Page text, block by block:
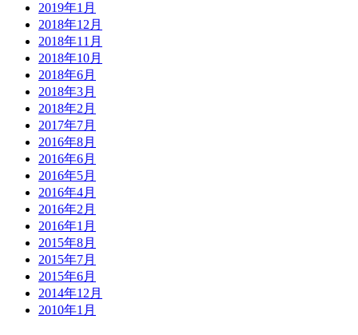
2019年1月
2018年12月
2018年11月
2018年10月
2018年6月
2018年3月
2018年2月
2017年7月
2016年8月
2016年6月
2016年5月
2016年4月
2016年2月
2016年1月
2015年8月
2015年7月
2015年6月
2014年12月
2010年1月